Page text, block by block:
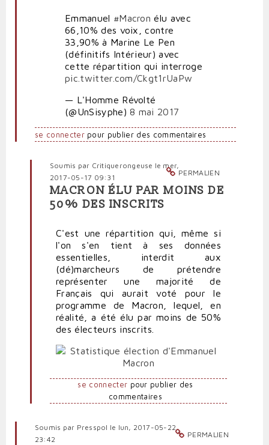
Emmanuel #Macron élu avec
66,10% des voix, contre
33,90% à Marine Le Pen
(définitifs Intérieur) avec
cette répartition qui interroge
pic.twitter.com/Ckgt1rUaPw
— L'Homme Révolté
(@UnSisyphe)8 mai 2017
se connecterpour publier des commentaires
PERMALIEN
Soumis par Critiquerongeuse le mer,
2017-05-17 09:31
En
réponse
Macron
élu,
oui,
mais...
par
Anti-
marionnettiste
MACRON ÉLU PAR MOINS DE
50% DES INSCRITS
C'est une répartition qui, même si
l'on s'en tient à ses données
essentielles, interdit aux
(dé)marcheurs de prétendre
représenter une majorité de
Français qui aurait voté pour le
programme de Macron, lequel, en
réalité, a été élu par moins de 50%
des électeurs inscrits.
se connecter pour publier des
commentaires
PERMALIEN
Soumis par Presspol le lun, 2017-05-22
23:42